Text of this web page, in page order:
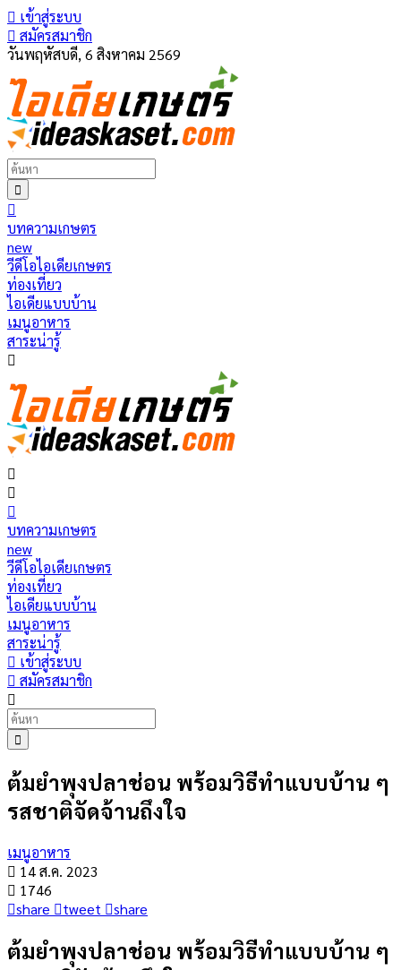
เข้าสู่ระบบ
สมัครสมาชิก
วันพฤหัสบดี, 6 สิงหาคม 2569
บทความเกษตร
new
วีดีโอไอเดียเกษตร
ท่องเที่ยว
ไอเดียแบบบ้าน
เมนูอาหาร
สาระน่ารู้
บทความเกษตร
new
วีดีโอไอเดียเกษตร
ท่องเที่ยว
ไอเดียแบบบ้าน
เมนูอาหาร
สาระน่ารู้
เข้าสู่ระบบ
สมัครสมาชิก
ต้มยำพุงปลาช่อน พร้อมวิธีทำแบบบ้าน ๆ
รสชาติจัดจ้านถึงใจ
เมนูอาหาร
14 ส.ค. 2023
1746
share
tweet share
ต้มยำพุงปลาช่อน พร้อมวิธีทำแบบบ้าน ๆ